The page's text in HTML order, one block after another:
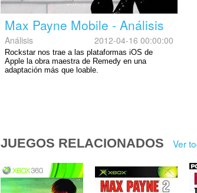
Max Payne Mobile - Análisis
Análisis 2012-04-16 00:00:00
Rockstar nos trae a las plataformas iOS de
Apple la obra maestra de Remedy en una
adaptación más que loable.
JUEGOS RELACIONADOS Ver